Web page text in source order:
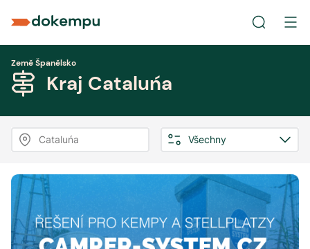
Země Španělsko
Kraj Cataluńa
Cataluńa Všechny